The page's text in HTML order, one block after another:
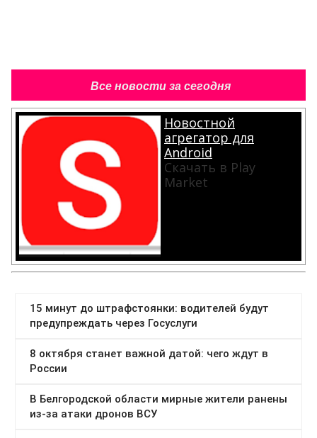
Все новости за сегодня
Новостной
агрегатор для
Android
Скачать в Play
Market